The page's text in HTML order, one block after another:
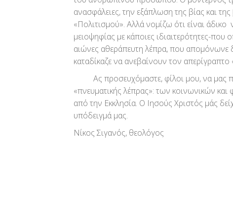
ανασφάλειες, την εξάπλωση της βίας και
«Πολιτισμού». Αλλά νομίζω ότι είναι
μειοψηφίας με κάποιες ιδιαιτερότητες-
αιώνες αθεράπευτη λέπρα, που απομόνωνε
καταδίκαζε να ανεβαίνουν τον
Ας προσευχόμαστε, φίλοι μου, να μας
«πνευματικής λέπρας»: των κοινωνικών
από την Εκκλησία. Ο Ιησούς Χριστός μάς
υπόδειγμά μας.
Νίκος Σιγανός, θεολόγος